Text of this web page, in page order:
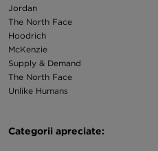
Jordan
The North Face
Hoodrich
McKenzie
Supply & Demand
The North Face
Unlike Humans
Categorii apreciate: